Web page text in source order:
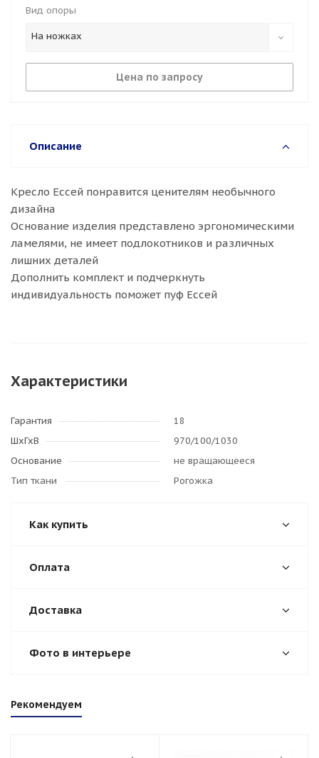
Вид опоры
На ножках
Цена по запросу
Описание
Кресло Ессей понравится ценителям необычного
дизайна
Основание изделия представлено эргономическими
ламелями, не имеет подлокотников и различных
лишних деталей
Дополнить комплект и подчеркнуть
индивидуальность поможет пуф Ессей
Характеристики
Гарантия
18
ШхГхВ
970/100/1030
Основание
не вращающееся
Тип ткани
Рогожка
Как купить
Оплата
Доставка
Фото в интерьере
Рекомендуем